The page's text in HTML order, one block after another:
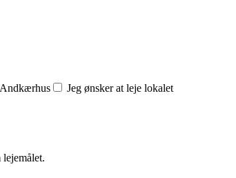
Jeg ønsker at leje lokalet